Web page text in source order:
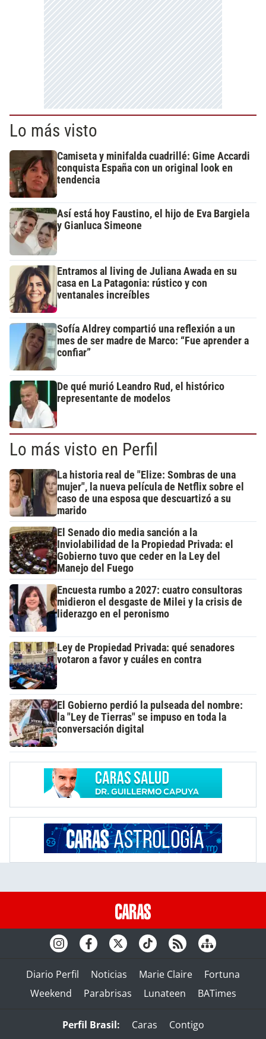
Lo más visto
Camiseta y minifalda cuadrillé: Gime Accardi
conquista España con un original look en
tendencia
Así está hoy Faustino, el hijo de Eva Bargiela
y Gianluca Simeone
Entramos al living de Juliana Awada en su
casa en La Patagonia: rústico y con
ventanales increíbles
Sofía Aldrey compartió una reflexión a un
mes de ser madre de Marco: “Fue aprender a
confiar”
De qué murió Leandro Rud, el histórico
representante de modelos
Lo más visto en Perfil
La historia real de "Elize: Sombras de una
mujer", la nueva película de Netflix sobre el
caso de una esposa que descuartizó a su
marido
El Senado dio media sanción a la
Inviolabilidad de la Propiedad Privada: el
Gobierno tuvo que ceder en la Ley del
Manejo del Fuego
Encuesta rumbo a 2027: cuatro consultoras
midieron el desgaste de Milei y la crisis de
liderazgo en el peronismo
Ley de Propiedad Privada: qué senadores
votaron a favor y cuáles en contra
El Gobierno perdió la pulseada del nombre:
la "Ley de Tierras" se impuso en toda la
conversación digital
Diario Perfil Noticias Marie Claire
Fortuna
Weekend
Parabrisas Lunateen BATimes
Perfil Brasil: Caras
Contigo